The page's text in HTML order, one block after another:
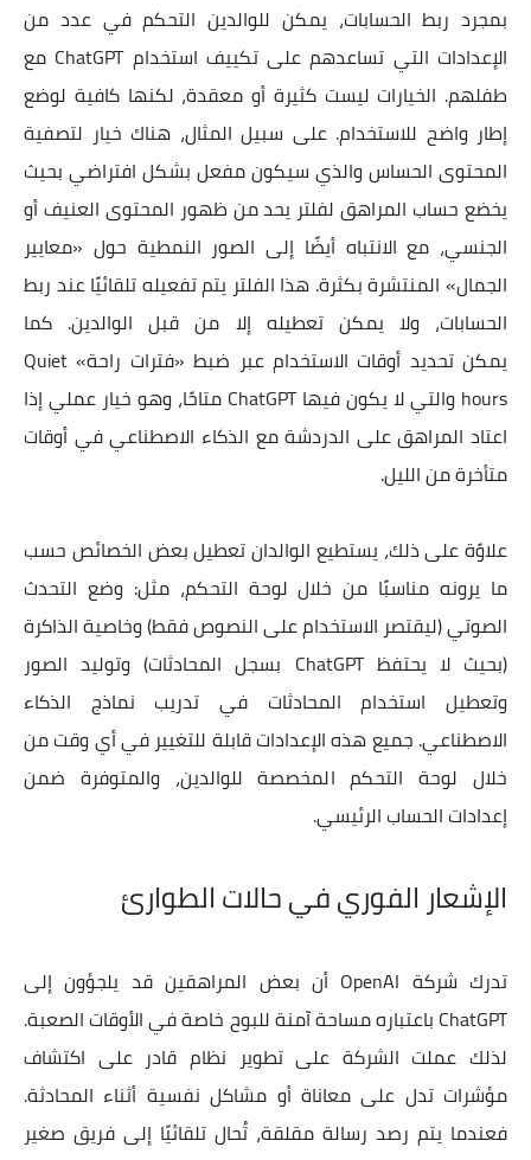
بمجرد ربط الحسابات، يمكن للوالدين التحكم في عدد من
الإعدادات التي تساعدهم على تكييف استخدام ChatGPT مع
طفلهم. الخيارات ليست كثيرة أو معقدة، لكنها كافية لوضع
إطار واضح للاستخدام. على سبيل المثال، هناك خيار لتصفية
المحتوى الحساس والذي سيكون مفعل بشكل افتراضي بحيث
يخضع حساب المراهق لفلتر يحد من ظهور المحتوى العنيف أو
الجنسي، مع الانتباه أيضًا إلى الصور النمطية حول «معايير
الجمال» المنتشرة بكثرة. هذا الفلتر يتم تفعيله تلقائيًا عند ربط
الحسابات، ولا يمكن تعطيله إلا من قبل الوالدين. كما
يمكن تحديد أوقات الاستخدام عبر ضبط «فترات راحة» Quiet
hours والتي لا يكون فيها ChatGPT متاحًا، وهو خيار عملي إذا
اعتاد المراهق على الدردشة مع الذكاء الاصطناعي في أوقات
متأخرة من الليل.
علاوًة على ذلك، يستطيع الوالدان تعطيل بعض الخصائص حسب
ما يرونه مناسبًا من خلال لوحة التحكم، مثل: وضع التحدث
الصوتي (ليقتصر الاستخدام على النصوص فقط) وخاصية الذاكرة
(بحيث لا يحتفظ ChatGPT بسجل المحادثات) وتوليد الصور
وتعطيل استخدام المحادثات في تدريب نماذج الذكاء
الاصطناعي. جميع هذه الإعدادات قابلة للتغيير في أي وقت من
خلال لوحة التحكم المخصصة للوالدين، والمتوفرة ضمن
إعدادات الحساب الرئيسي.
الإشعار الفوري في حالات الطوارئ
تدرك شركة OpenAI أن بعض المراهقين قد يلجؤون إلى
ChatGPT باعتباره مساحة آمنة للبوح خاصة في الأوقات الصعبة.
لذلك عملت الشركة على تطوير نظام قادر على اكتشاف
مؤشرات تدل على معاناة أو مشاكل نفسية أثناء المحادثة.
فعندما يتم رصد رسالة مقلقة، تُحال تلقائيًا إلى فريق صغير